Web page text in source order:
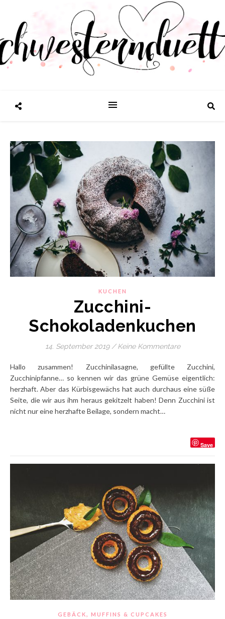
KUCHEN
Zucchini-
Schokoladenkuchen
14. September 2019 / Keine Kommentare
Hallo zusammen! Zucchinilasagne, gefüllte Zucchini,
Zucchinipfanne… so kennen wir das grüne Gemüse eigentlich:
herzhaft. Aber das Kürbisgewächs hat auch durchaus eine süße
Seite, die wir aus ihm heraus gekitzelt haben! Denn Zucchini ist
nicht nur eine herzhafte Beilage, sondern macht…
Save
GEBÄCK, MUFFINS & CUPCAKES